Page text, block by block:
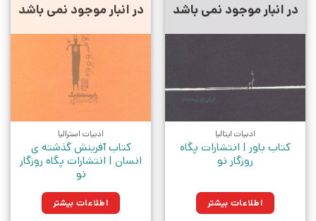
در انبار موجود نمی باشد
ادبیات ایتالیا
کتاب باور | انتشارات پگاه
روزگار نو
اطلاعات بیشتر
در انبار موجود نمی باشد
ادبیات استرالیا
کتاب آفرینش گذشته ی
انسان | انتشارات پگاه روزگار
نو
اطلاعات بیشتر